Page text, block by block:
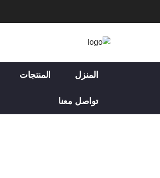
المنزل المنتجات
تواصل معنا